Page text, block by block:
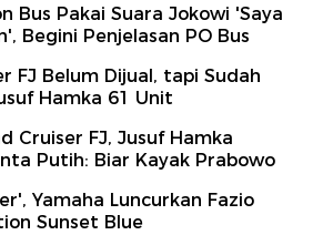
Bus Pakai Suara Jokowi 'Saya
Begini Penjelasan PO Bus
FJ Belum Dijual, tapi Sudah
Hamka 61 Unit
Cruiser FJ, Jusuf Hamka
Putih: Biar Kayak Prabowo
Yamaha Luncurkan Fazio
Sunset Blue